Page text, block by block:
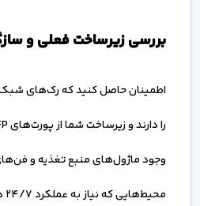
بررسی زیرساخت فعلی و
وجود ماژول‌های منبع تغذیه و
محیط‌هایی که نیاز به عملکرد ۲۴/۷ دارند، اهمیت دارد.